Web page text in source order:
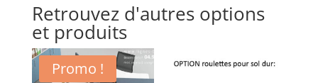
Retrouvez d'autres options
et produits
Promo !